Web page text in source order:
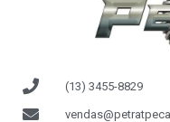
(13) 3455-8829